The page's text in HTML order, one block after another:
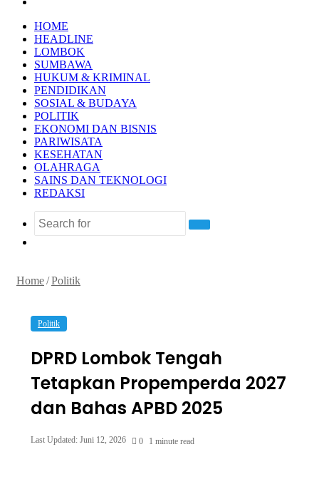
HOME
HEADLINE
LOMBOK
SUMBAWA
HUKUM & KRIMINAL
PENDIDIKAN
SOSIAL & BUDAYA
POLITIK
EKONOMI DAN BISNIS
PARIWISATA
KESEHATAN
OLAHRAGA
SAINS DAN TEKNOLOGI
REDAKSI
Search
Home/Politik
Politik
DPRD Lombok Tengah
Tetapkan Propemperda 2027
dan Bahas APBD 2025
Last Updated: Juni 12, 2026 0 1 minute read